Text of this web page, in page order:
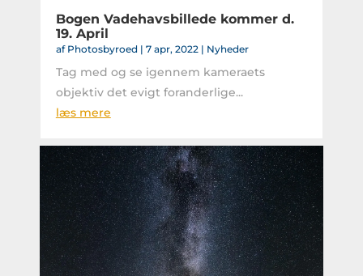
Bogen Vadehavsbillede kommer d.
19. April
af Photosbyroed| 7 apr, 2022| Nyheder
Tag med og se igennem kameraets
objektiv det evigt foranderlige...
læs mere